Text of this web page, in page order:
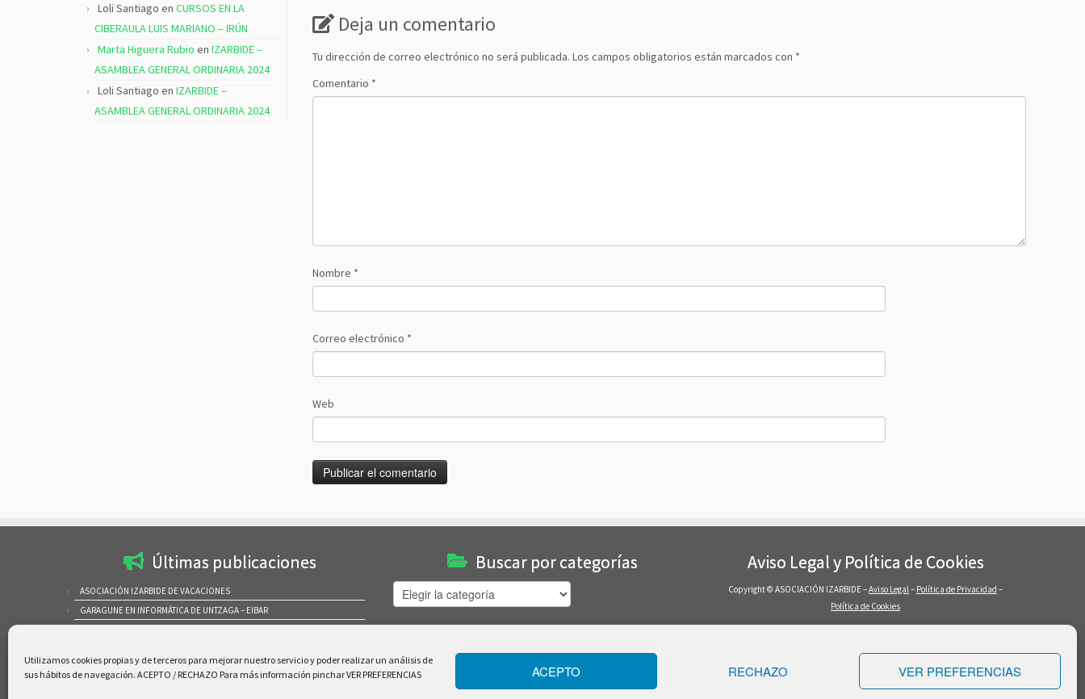
Utilizamos cookies propias y de terceros para mejorar nuestro servicio y poder realizar un análisis de
sus hábitos de navegación. ACEPTO / RECHAZO Para más información pinchar VER PREFERENCIAS
ACEPTO RECHAZO VER PREFERENCIAS
Loli Santiago en CURSOS EN LA
CIBERAULA LUIS MARIANO – IRÚN
Marta Higuera Rubio en IZARBIDE –
ASAMBLEA GENERAL ORDINARIA 2024
Loli Santiago en IZARBIDE –
ASAMBLEA GENERAL ORDINARIA 2024
Deja un comentario
Tu dirección de correo electrónico no será publicada. Los campos obligatorios están marcados con *
Comentario *
Nombre *
Correo electrónico *
Web
Últimas publicaciones
ASOCIACIÓN IZARBIDE DE VACACIONES
GARAGUNE EN INFORMÁTICA DE UNTZAGA – EIBAR
CURSOS EN LA CIBERAULA LUIS MARIANO – IRÚN
Buscar por categorías
Buscar
por
categorías
Aviso Legal y Política de Cookies
Copyright © ASOCIACIÓN IZARBIDE –Aviso Legal– Política de Privacidad –
Política de Cookies